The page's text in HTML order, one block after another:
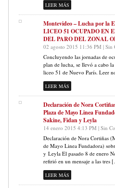
LEER MÁS
Montevideo – Lucha por la
LICEO 51 OCUPADO EN
DEL PARO DEL ZONAL
02 agosto 2015 11:36 PM | Sin
Concluyendo las jornadas de
plan de lucha, se llevó a cabo
liceo 51 de Nuevo París. Leer
LEER MÁS
Declaración de Nora
Plaza de Mayo Linea
Sakine, Fidan y Leyla
14 enero 2015 4:13 PM | Sin
Declaración de Nora Cortiñas
de Mayo Linea Fundadora)
y Leyla El pasado 8 de enero
refirió en un mensaje a las tres
LEER MÁS